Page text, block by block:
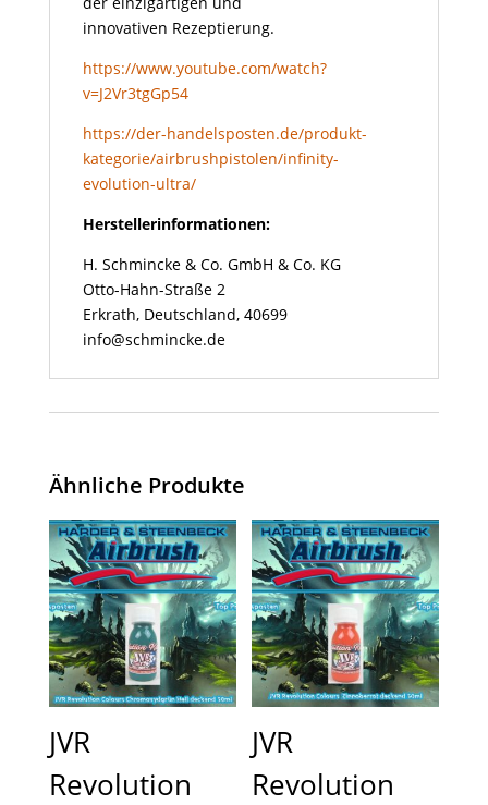
innovativen Rezeptierung.
https://www.youtube.com/watch?
v=J2Vr3tgGp54
https://der-handelsposten.de/produkt-
kategorie/airbrushpistolen/infinity-
evolution-ultra/
Herstellerinformationen:
H. Schmincke & Co. GmbH & Co. KG
Otto-Hahn-Straße 2
Erkrath, Deutschland, 40699
info@schmincke.de
Ähnliche Produkte
JVR
Revolution
JVR
Revolution